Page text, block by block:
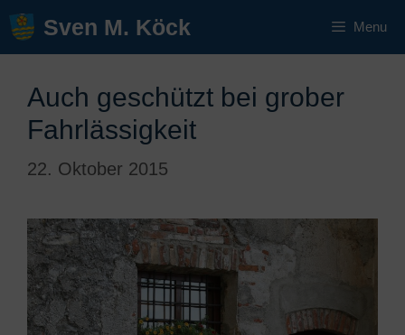
Zum
Inhalt Sven M. Köck Menu
Auch geschützt bei grober
Fahrlässigkeit
22. Oktober 2015